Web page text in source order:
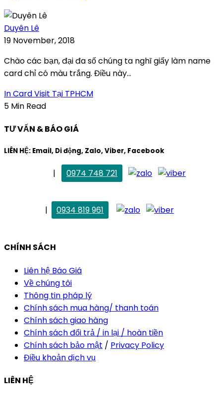
Duyên Lê
19 November, 2018
Chào các bạn, đại đa số chúng ta nghĩ giấy làm name
card chỉ có màu trắng. Điều này...
In Card Visit Tại TPHCM
5 Min Read
TƯ VẤN & BÁO GIÁ
LIÊN HỆ: Email, Di động, Zalo, Viber, Facebook
|
0974 748 721
|
0934 819 961
CHÍNH SÁCH
Liên hệ Báo Giá
Về chúng tôi
Thông tin pháp lý
Chính sách mua hàng/ thanh toán
Chính sách giao hàng
Chính sách đổi trả / in lại / hoàn tiền
Chính sách bảo mật / Privacy Policy
Điều khoản dịch vụ
LIÊN HỆ